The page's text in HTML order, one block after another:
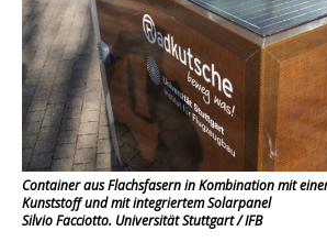
Container aus Flachsfasern in Kombination mit
Kunststoff und mit integriertem Solarpanel
Silvio Facciotto. Universität Stuttgart / IFB